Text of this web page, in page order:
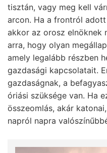
tisztán, vagy meg kell
arcon. Ha a frontról
akkor az orosz elnöknek
arra, hogy olyan
amely legalább részben
gazdasági kapcsolatait.
gazdaságnak, a
óriási szüksége van. Ha
összeomlás, akár
napról napra